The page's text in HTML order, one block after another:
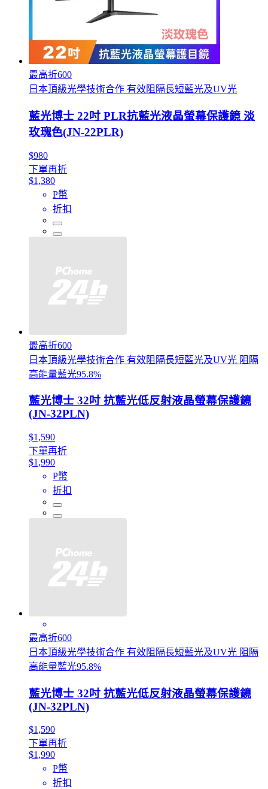
最高折600
日本頂級光學技術合作 有效阻隔長短藍光及UV光
藍光博士 22吋 PLR抗藍光液晶螢幕保護鏡 淡
玫瑰色(JN-22PLR)
$980
下單再折
$1,380
P幣
折扣
最高折600
日本頂級光學技術合作 有效阻隔長短藍光及UV光 阻隔
高能量藍光95.8%
藍光博士 32吋 抗藍光低反射液晶螢幕保護鏡
(JN-32PLN)
$1,590
下單再折
$1,990
P幣
折扣
最高折600
日本頂級光學技術合作 有效阻隔長短藍光及UV光 阻隔
高能量藍光95.8%
藍光博士 32吋 抗藍光低反射液晶螢幕保護鏡
(JN-32PLN)
$1,590
下單再折
$1,990
P幣
折扣